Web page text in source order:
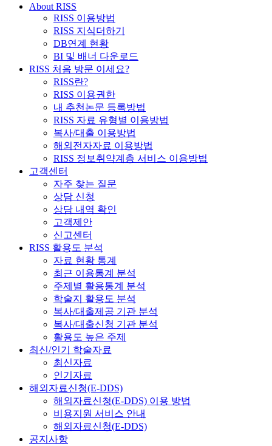
About RISS
RISS 이용방법
RISS 지식더하기
DB연계 현황
BI 및 배너 다운로드
RISS 처음 방문 이세요?
RISS란?
RISS 이용권한
내 추천논문 등록방법
RISS 자료 유형별 이용방법
복사/대출 이용방법
해외전자자료 이용방법
RISS 정보취약계층 서비스 이용방법
고객센터
자주 찾는 질문
상담 신청
상담 내역 확인
고객제안
신고센터
RISS 활용도 분석
자료 현황 통계
최근 이용통계 분석
주제별 활용통계 분석
학술지 활용도 분석
복사/대출제공 기관 분석
복사/대출신청 기관 분석
활용도 높은 주제
최신/인기 학술자료
최신자료
인기자료
해외자료신청(E-DDS)
해외자료신청(E-DDS) 이용 방법
비용지원 서비스 안내
해외자료신청(E-DDS)
공지사항